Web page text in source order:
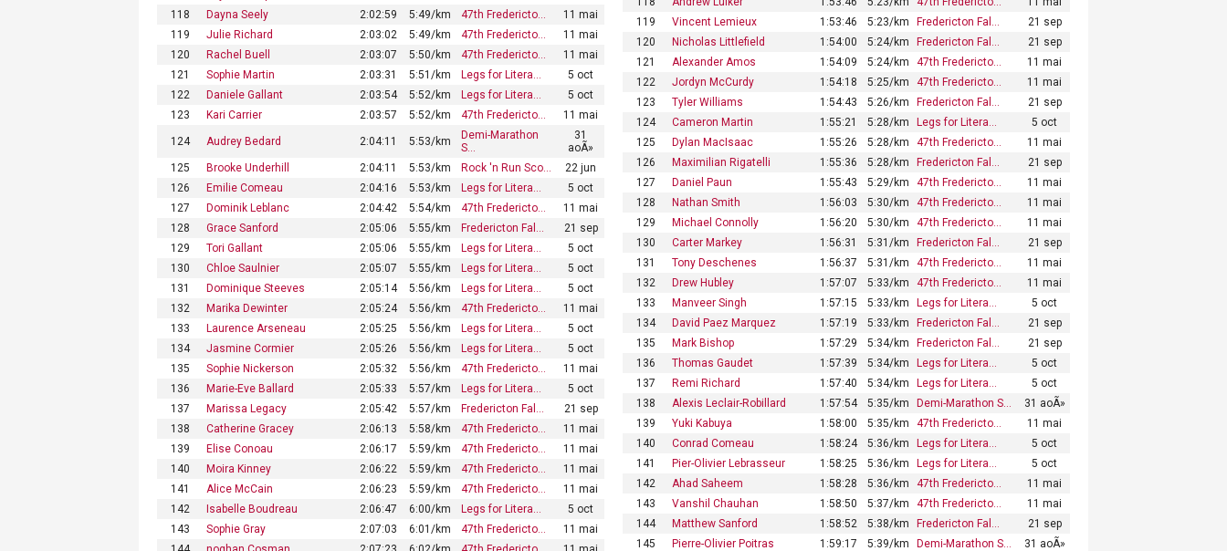
118
Dayna Seely 2:02:59 5:49/km 47th Fredericto…
11 mai
119
Julie Richard 2:03:02 5:49/km 47th Fredericto…
11 mai
120
Rachel Buell 2:03:07 5:50/km 47th Fredericto…
11 mai
121
Sophie Martin 2:03:31 5:51/km Legs for Litera…
5 oct
122
Daniele Gallant 2:03:54 5:52/km Legs for Litera…
5 oct
123
Kari Carrier 2:03:57 5:52/km 47th Fredericto… 11 mai
124 Audrey Bedard 2:04:11 5:53/km
Demi-Marathon
S…
31
aoÃ»
125
Brooke Underhill 2:04:11 5:53/km Rock 'n Run Sco…
22 jun
126
Emilie Comeau 2:04:16 5:53/km Legs for Litera…
5 oct
127
Dominik Leblanc 2:04:42 5:54/km 47th Fredericto…
11 mai
128
Grace Sanford 2:05:06 5:55/km Fredericton Fal…
21 sep
129
Tori Gallant 2:05:06 5:55/km Legs for Litera…
5 oct
130
Chloe Saulnier 2:05:07 5:55/km Legs for Litera…
5 oct
131
Dominique Steeves 2:05:14 5:56/km Legs for Litera…
5 oct
132
Marika Dewinter 2:05:24 5:56/km 47th Fredericto…
11 mai
133
Laurence Arseneau 2:05:25 5:56/km Legs for Litera…
5 oct
134
Jasmine Cormier 2:05:26 5:56/km Legs for Litera…
5 oct
135
Sophie Nickerson 2:05:32 5:56/km 47th Fredericto…
11 mai
136
Marie-Eve Ballard 2:05:33 5:57/km Legs for Litera…
5 oct
137
Marissa Legacy 2:05:42 5:57/km Fredericton Fal…
21 sep
138
Catherine Gracey 2:06:13 5:58/km 47th Fredericto…
11 mai
139
Elise Conoau 2:06:17 5:59/km 47th Fredericto…
11 mai
140
Moira Kinney 2:06:22 5:59/km 47th Fredericto…
11 mai
141
Alice McCain 2:06:23 5:59/km 47th Fredericto…
11 mai
142
Isabelle Boudreau 2:06:47 6:00/km Legs for Litera…
5 oct
143
Sophie Gray 2:07:03 6:01/km 47th Fredericto…
11 mai
119
Vincent Lemieux 1:53:46 5:23/km Fredericton Fal…
21 sep
120
Nicholas Littlefield 1:54:00 5:24/km Fredericton Fal…
21 sep
121
Alexander Amos 1:54:09 5:24/km 47th Fredericto…
11 mai
122
Jordyn McCurdy 1:54:18 5:25/km 47th Fredericto…
11 mai
123
Tyler Williams 1:54:43 5:26/km Fredericton Fal…
21 sep
124
Cameron Martin 1:55:21 5:28/km Legs for Litera…
5 oct
125
Dylan MacIsaac 1:55:26 5:28/km 47th Fredericto…
11 mai
126
Maximilian Rigatelli 1:55:36 5:28/km Fredericton Fal…
21 sep
127
Daniel Paun 1:55:43 5:29/km 47th Fredericto…
11 mai
128
Nathan Smith 1:56:03 5:30/km 47th Fredericto…
11 mai
129
Michael Connolly 1:56:20 5:30/km 47th Fredericto…
11 mai
130
Carter Markey 1:56:31 5:31/km Fredericton Fal…
21 sep
131
Tony Deschenes 1:56:37 5:31/km 47th Fredericto…
11 mai
132
Drew Hubley 1:57:07 5:33/km 47th Fredericto…
11 mai
133
Manveer Singh 1:57:15 5:33/km Legs for Litera…
5 oct
134
David Paez Marquez 1:57:19 5:33/km Fredericton Fal…
21 sep
135
Mark Bishop 1:57:29 5:34/km Fredericton Fal…
21 sep
136
Thomas Gaudet 1:57:39 5:34/km Legs for Litera…
5 oct
137
Remi Richard 1:57:40 5:34/km Legs for Litera…
5 oct
138
Alexis Leclair-Robillard 1:57:54 5:35/km Demi-Marathon S…
31 aoÃ»
139
Yuki Kabuya 1:58:00 5:35/km 47th Fredericto…
11 mai
140
Conrad Comeau 1:58:24 5:36/km Legs for Litera…
5 oct
141
Pier-Olivier Lebrasseur 1:58:25 5:36/km Legs for Litera…
5 oct
142
Ahad Saheem 1:58:28 5:36/km 47th Fredericto…
11 mai
143
Vanshil Chauhan 1:58:50 5:37/km 47th Fredericto…
11 mai
144
Matthew Sanford 1:58:52 5:38/km Fredericton Fal…
21 sep
145
Pierre-Olivier Poitras 1:59:17 5:39/km Demi-Marathon S… 31 aoÃ»